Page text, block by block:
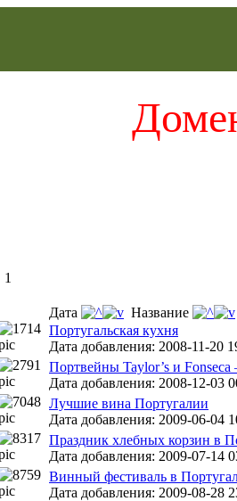
1
Дата Название
Португальская кухня
Дата добавления: 2008-11-20
Портвейны Taylor’s и Fonseca
Дата добавления: 2008-12-03
Лучшие вина Португалии
Дата добавления: 2009-06-04
Праздник хлебных корзин в
Дата добавления: 2009-07-14
Винный фестиваль в
Дата добавления: 2009-08-28